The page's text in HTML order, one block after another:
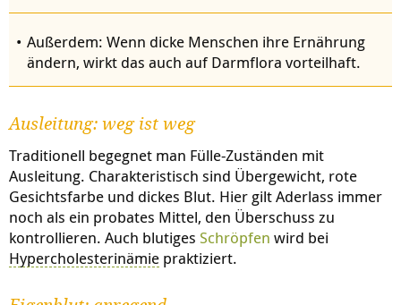
Außerdem: Wenn dicke Menschen ihre Ernährung
ändern, wirkt das auch auf Darmflora vorteilhaft.
Ausleitung: weg ist weg
Traditionell begegnet man Fülle-Zuständen mit
Ausleitung. Charakteristisch sind Übergewicht, rote
Gesichtsfarbe und dickes Blut. Hier gilt Aderlass immer
noch als ein probates Mittel, den Überschuss zu
kontrollieren. Auch blutiges Schröpfen wird bei
Hypercholesterinämie praktiziert.